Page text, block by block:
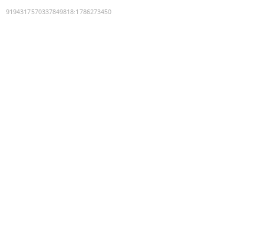
9194317570337849818:1786273450